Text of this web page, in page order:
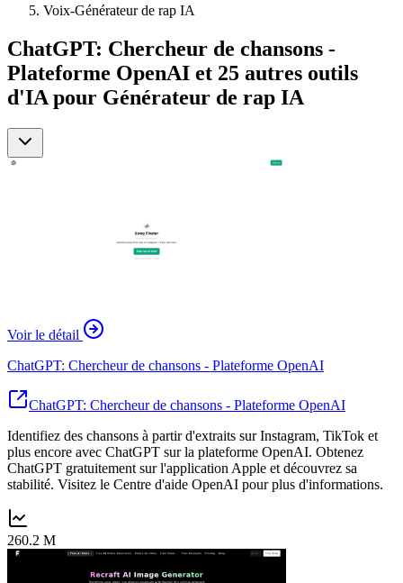
Voix-Générateur de rap IA
ChatGPT: Chercheur de chansons -
Plateforme OpenAI et 25 autres outils
d'IA pour Générateur de rap IA
Voir le détail
ChatGPT: Chercheur de chansons - Plateforme OpenAI
ChatGPT: Chercheur de chansons - Plateforme OpenAI
Identifiez des chansons à partir d'extraits sur Instagram, TikTok et
plus encore avec ChatGPT sur la plateforme OpenAI. Obtenez
ChatGPT gratuitement sur l'application Apple et découvrez sa
stabilité. Visitez le Centre d'aide OpenAI pour plus d'informations.
260.2 M